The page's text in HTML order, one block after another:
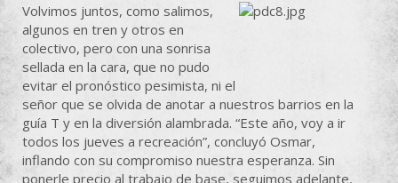
Volvimos juntos, como salimos,
algunos en tren y otros en
colectivo, pero con una sonrisa
sellada en la cara, que no pudo
evitar el pronóstico pesimista, ni el
señor que se olvida de anotar a nuestros barrios en la
guía T y en la diversión alambrada. “Este año, voy a ir
todos los jueves a recreación”, concluyó Osmar,
inflando con su compromiso nuestra esperanza. Sin
ponerle precio al trabajo de base, seguimos adelante,